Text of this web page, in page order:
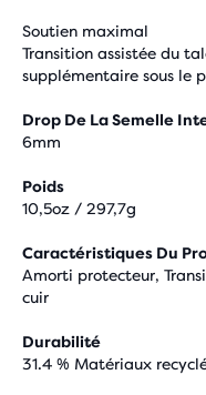
Soutien maximal
Transition assistée du
supplémentaire sous le
Drop De La Semelle
6mm
Poids
10,5oz / 297,7g
Caractéristiques Du
Amorti protecteur,
cuir
Durabilité
31.4 % Matériaux